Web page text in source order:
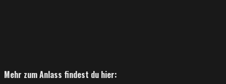
Mehr zum Anlass findest du hier: